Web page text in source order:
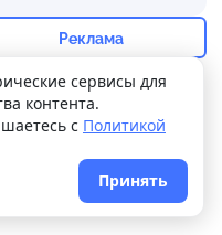
как +23
47%
Прислать новость
Реклама
сайтаWPSUPPORT
сервисы для
контента.
с Политикой
Принять